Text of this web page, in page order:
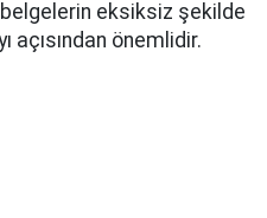
eksiksiz şekilde
açısından önemlidir.